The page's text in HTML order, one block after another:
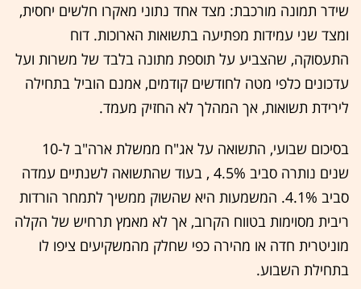
שידר תמונה מורכבת: מצד אחד נתוני מאקרו חלשים יחסית,
ומצד שני עמידות מפתיעה בתשואות הארוכות. דוח
התעסוקה, שהצביע על תוספת מתונה בלבד של משרות ועל
עדכונים כלפי מטה לחודשים קודמים, אמנם הוביל בתחילה
לירידת תשואות, אך המהלך לא החזיק מעמד.
בסיכום שבועי, התשואה על אג"ח ממשלת ארה"ב ל-10
שנים נותרה סביב 4.5% , בעוד שהתשואה לשנתיים עמדה
סביב 4.1%. המשמעות היא שהשוק ממשיך לתמחר הורדות
ריבית מסוימות בטווח הקרוב, אך לא מאמץ תרחיש של הקלה
מוניטרית חדה או מהירה כפי שחלק מהמשקיעים ציפו לו
בתחילת השבוע.